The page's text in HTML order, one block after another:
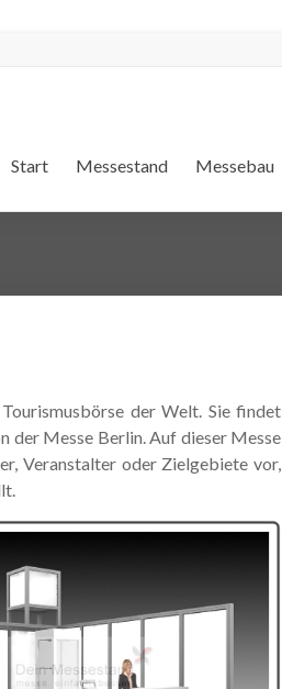
Start Messestand Messebau
der Welt. Sie findet
der Messe Berlin. Auf dieser Messe
Veranstalter oder Zielgebiete vor,